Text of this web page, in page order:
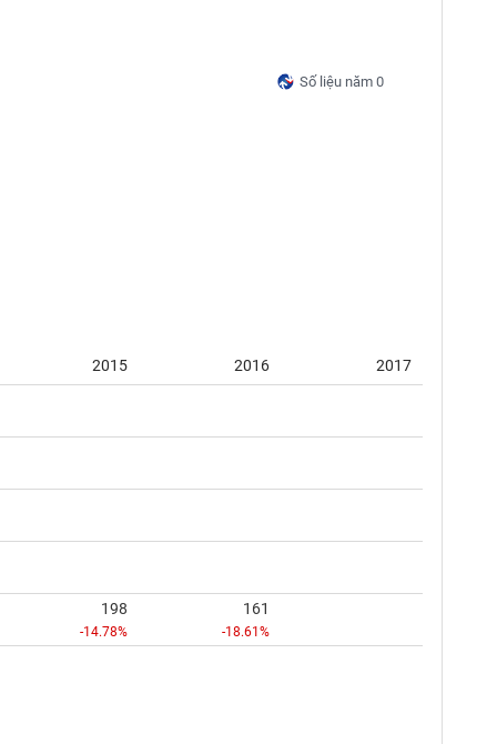
Số liệu năm 0
2015 2016 2017
198
-14.78%
161
-18.61%